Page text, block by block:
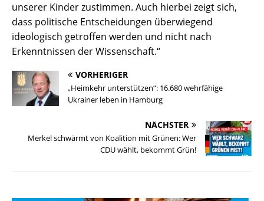
unserer Kinder zustimmen. Auch hierbei zeigt sich,
dass politische Entscheidungen überwiegend
ideologisch getroffen werden und nicht nach
Erkenntnissen der Wissenschaft.“
VORHERIGER
„Heimkehr unterstützen“: 16.680 wehrfähige
Ukrainer leben in Hamburg
NÄCHSTER
Merkel schwärmt von Koalition mit Grünen: Wer
CDU wählt, bekommt Grün!